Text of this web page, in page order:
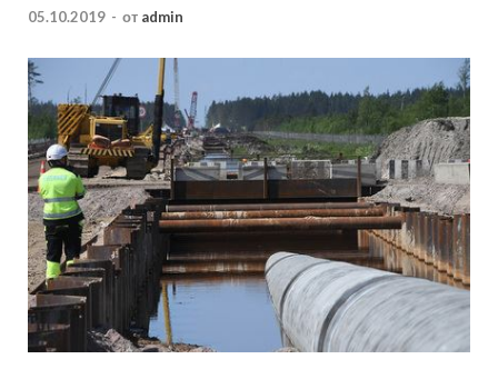
05.10.2019 - от admin